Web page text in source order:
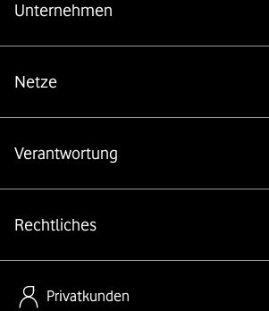
Unternehmen
Netze
Verantwortung
Rechtliches
Privatkunden